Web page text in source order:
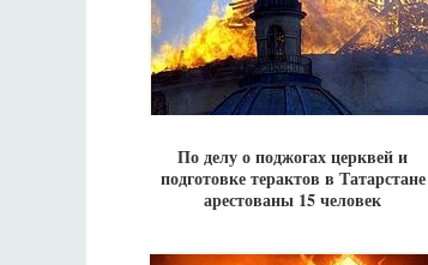
По делу о поджогах церквей и
подготовке терактов в Татарстане
арестованы 15 человек